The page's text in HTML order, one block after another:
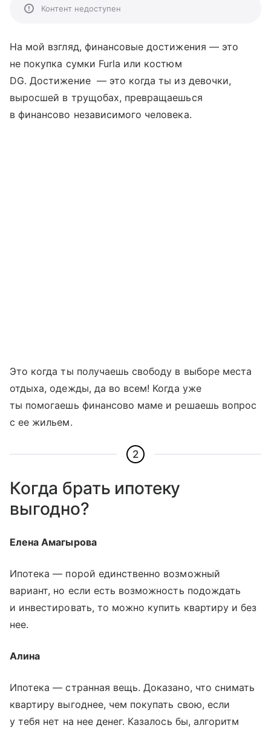
Контент недоступен
На мой взгляд, финансовые достижения — это
не покупка сумки Furla или костюм
DG. Достижение — это когда ты из девочки,
выросшей в трущобах, превращаешься
в финансово независимого человека.
Это когда ты получаешь свободу в выборе места
отдыха, одежды, да во всем! Когда уже
ты помогаешь финансово маме и решаешь вопрос
с ее жильем.
2
Когда брать ипотеку
выгодно?
Елена Амагырова
Ипотека — порой единственно возможный
вариант, но если есть возможность подождать
и инвестировать, то можно купить квартиру и без
нее.
Алина
Ипотека — странная вещь. Доказано, что снимать
квартиру выгоднее, чем покупать свою, если
у тебя нет на нее денег. Казалось бы, алгоритм